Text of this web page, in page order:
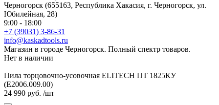
Черногорск (655163, Республика Хакасия, г. Черногорск, ул.
Юбилейная, 28)
9:00 - 18:00
+7 (39031) 3-86-31
info@kaskadtools.ru
Магазин в городе Черногорск. Полный спектр товаров.
Нет в наличии
Пила торцовочно-усовочная ELITECH ПТ 1825КУ
(E2006.009.00)
24 990 руб. /шт